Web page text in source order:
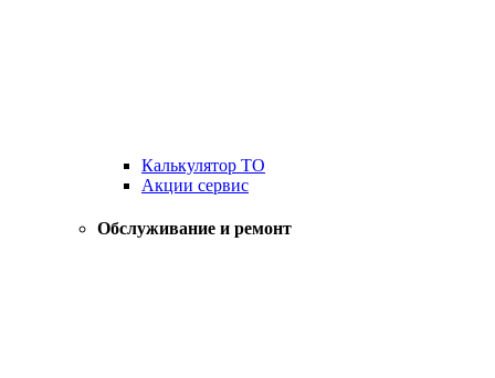
Калькулятор ТО
Акции сервис
Обслуживание и ремонт